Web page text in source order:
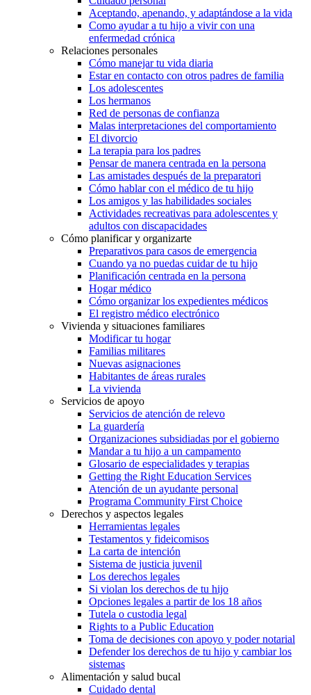
Aceptando, apenando, y adaptándose a la vida
Como ayudar a tu hijo a vivir con una
enfermedad crónica
Relaciones personales
Cómo manejar tu vida diaria
Estar en contacto con otros padres de familia
Los adolescentes
Los hermanos
Red de personas de confianza
Malas interpretaciones del comportamiento
El divorcio
La terapia para los padres
Pensar de manera centrada en la persona
Las amistades después de la preparatori
Cómo hablar con el médico de tu hijo
Los amigos y las habilidades sociales
Actividades recreativas para adolescentes y
adultos con discapacidades
Cómo planificar y organizarte
Preparativos para casos de emergencia
Cuando ya no puedas cuidar de tu hijo
Planificación centrada en la persona
Hogar médico
Cómo organizar los expedientes médicos
El registro médico electrónico
Vivienda y situaciones familiares
Modificar tu hogar
Familias militares
Nuevas asignaciones
Habitantes de áreas rurales
La vivienda
Servicios de apoyo
Servicios de atención de relevo
La guardería
Organizaciones subsidiadas por el gobierno
Mandar a tu hijo a un campamento
Glosario de especialidades y terapias
Getting the Right Education Services
Atención de un ayudante personal
Programa Community First Choice
Derechos y aspectos legales
Herramientas legales
Testamentos y fideicomisos
La carta de intención
Sistema de justicia juvenil
Los derechos legales
Si violan los derechos de tu hijo
Opciones legales a partir de los 18 años
Tutela o custodia legal
Rights to a Public Education
Toma de decisiones con apoyo y poder notarial
Defender los derechos de tu hijo y cambiar los
sistemas
Alimentación y salud bucal
Cuidado dental